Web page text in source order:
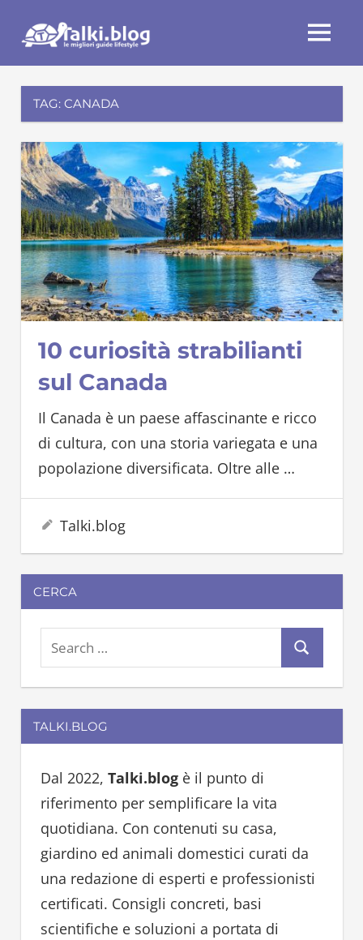
MENU
TAG: CANADA
10 curiosità strabilianti
sul Canada
Il Canada è un paese affascinante e ricco
di cultura, con una storia variegata e una
popolazione diversificata. Oltre alle …
16 Aprile 2024
Talki.blog
CERCA
e
a
r
c
:
S
a
TALKI.BLOG
Dal 2022, Talki.blogè il punto di
riferimento per semplificare la vita
quotidiana. Con contenuti su casa,
giardino ed animali domestici curati da
una redazione di esperti e professionisti
certificati. Consigli concreti, basi
scientifiche e soluzioni a portata di